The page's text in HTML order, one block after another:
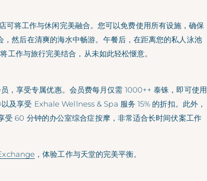
将工作与休闲完美融合。您可以免费使用所有设施，确保
然后在清爽的海水中畅游。午餐后，在距离您的私人泳池
作与旅行完美结合，从未如此轻松惬意。
，享受专属优惠。会员费每月仅需 1000++ 泰铢，即可使用
享受 Exhale Wellness & Spa 服务 15% 的折扣。此外，
60 分钟的办公室综合症按摩，非常适合长时间伏案工作
，体验工作与天堂的完美平衡。